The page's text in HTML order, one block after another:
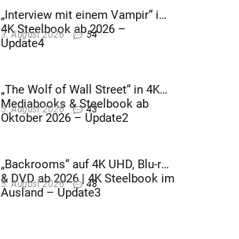
„Interview mit einem Vampir“ im
4K Steelbook ab 2026 –
Update4
3. August 2026 54
„The Wolf of Wall Street“ in 4K
Mediabooks & Steelbook ab
Oktober 2026 – Update2
5. August 2026 43
„Backrooms“ auf 4K UHD, Blu-ray
& DVD ab 2026 | 4K Steelbook im
Ausland – Update3
5. August 2026 48